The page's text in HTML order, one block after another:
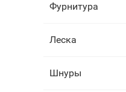
Фурнитура
Леска
Шнуры